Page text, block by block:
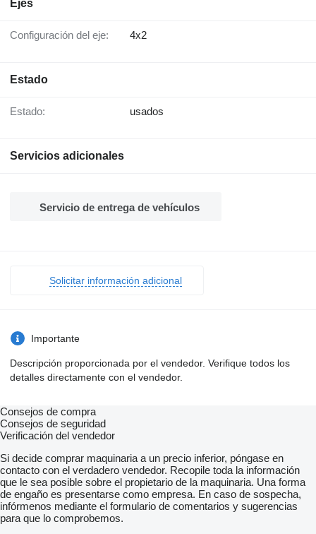
Ejes
Configuración del eje: 4x2
Estado
Estado: usados
Servicios adicionales
Servicio de entrega de vehículos
Solicitar información adicional
Importante
Descripción proporcionada por el vendedor. Verifique todos los
detalles directamente con el vendedor.
Consejos de compra
Consejos de seguridad
Verificación del vendedor
Si decide comprar maquinaria a un precio inferior, póngase en
contacto con el verdadero vendedor. Recopile toda la información
que le sea posible sobre el propietario de la maquinaria. Una forma
de engaño es presentarse como empresa. En caso de sospecha,
infórmenos mediante el formulario de comentarios y sugerencias
para que lo comprobemos.